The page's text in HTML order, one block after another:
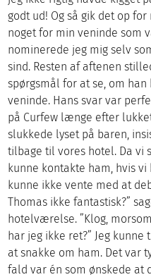
godt ud! Og så gik det op
noget for min veninde som
nominerede jeg mig selv
sind. Resten af aftenen
spørgsmål for at se, om
veninde. Hans svar var
på Curfew længe efter
slukkede lyset på baren,
tilbage til vores hotel. Da vi
kunne kontakte ham, hvis vi
kunne ikke vente med at
Thomas ikke fantastisk?”
hotelværelse. ”Klog,
har jeg ikke ret?” Jeg
at snakke om ham. Det var
fald var én som ønskede at